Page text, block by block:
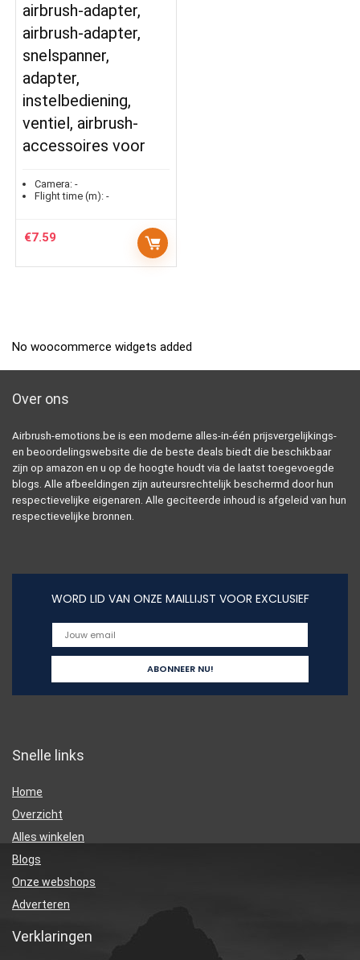
airbrush-adapter,
airbrush-adapter,
snelspanner,
adapter,
instelbediening,
ventiel, airbrush-
accessoires voor
Camera: -
Flight time (m): -
€7.59
No woocommerce widgets added
Over ons
Airbrush-emotions.be is een moderne alles-in-één prijsvergelijkings-
en beoordelingswebsite die de beste deals biedt die beschikbaar
zijn op amazon en u op de hoogte houdt via de laatst toegevoegde
blogs. Alle afbeeldingen zijn auteursrechtelijk beschermd door hun
respectievelijke eigenaren. Alle geciteerde inhoud is afgeleid van hun
respectievelijke bronnen.
WORD LID VAN ONZE MAILLIJST VOOR EXCLUSIEF
Snelle links
Home
Overzicht
Alles winkelen
Blogs
Onze webshops
Adverteren
Verklaringen